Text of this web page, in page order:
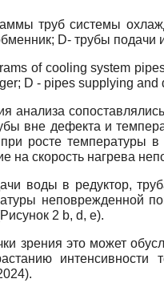
труб системы
D- трубы подачи
of cooling system
D - pipes supplying
анализа
вне дефекта и
росте температуры
на скорость нагрева
воды в редуктор,
неповрежденной
2 b, d, e).
зрения это может
интенсивности